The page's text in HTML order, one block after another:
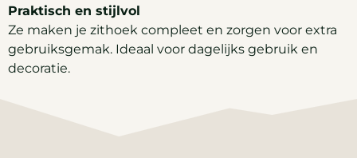
Praktisch en stijlvol
Ze maken je zithoek compleet en zorgen voor extra
gebruiksgemak. Ideaal voor dagelijks gebruik en
decoratie.